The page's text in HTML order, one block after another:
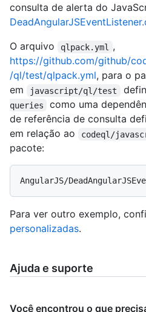
consulta de alerta do
O arquivo
qlpack.yml
,
https://github.com/github/
/ql/test/qlpack.yml, para o
em
javascript/ql/test
queries
como uma
de referência de consulta
em relação ao
codeql/
pacote:
Para ver outro exemplo,
personalizadas.
Ajuda e suporte
Você encontrou o que